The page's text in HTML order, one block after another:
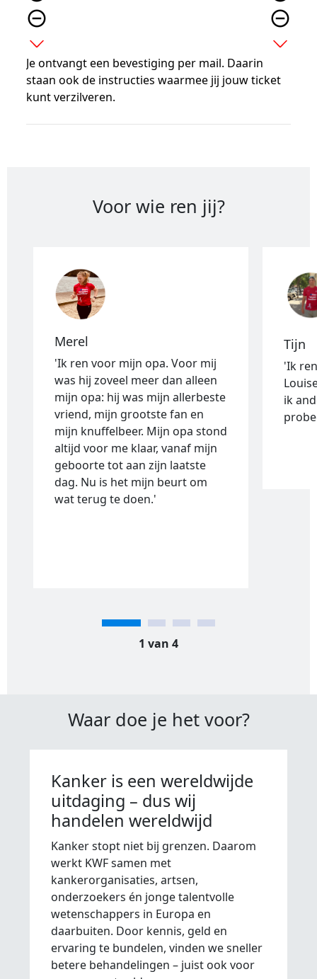
remove_circle_outline
expand_more
remove_circle_outline
expand_more
Je ontvangt een bevestiging per mail. Daarin
staan ook de instructies waarmee jij jouw ticket
kunt verzilveren.
Voor wie ren jij?
Merel
'Ik ren voor mijn opa. Voor mij
was hij zoveel meer dan alleen
mijn opa: hij was mijn allerbeste
vriend, mijn grootste fan en
mijn knuffelbeer. Mijn opa stond
altijd voor me klaar, vanaf mijn
geboorte tot aan zijn laatste
dag. Nu is het mijn beurt om
wat terug te doen.'
Tijn
'Ik
ik
1 van 4
Waar doe je het voor?
Kanker is een wereldwijde
uitdaging – dus wij
handelen wereldwijd
Kanker stopt niet bij grenzen. Daarom
werkt KWF samen met
kankerorganisaties, artsen,
onderzoekers én jonge talentvolle
wetenschappers in Europa en
daarbuiten. Door kennis, geld en
ervaring te bundelen, vinden we sneller
betere behandelingen – juist ook voor